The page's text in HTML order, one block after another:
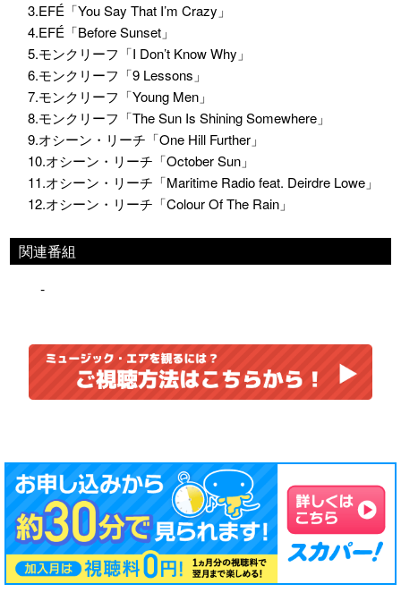
3.EFÉ「You Say That I’m Crazy」
4.EFÉ「Before Sunset」
5.モンクリーフ「I Don’t Know Why」
6.モンクリーフ「9 Lessons」
7.モンクリーフ「Young Men」
8.モンクリーフ「The Sun Is Shining Somewhere」
9.オシーン・リーチ「One Hill Further」
10.オシーン・リーチ「October Sun」
11.オシーン・リーチ「Maritime Radio feat. Deirdre Lowe」
12.オシーン・リーチ「Colour Of The Rain」
関連番組
-